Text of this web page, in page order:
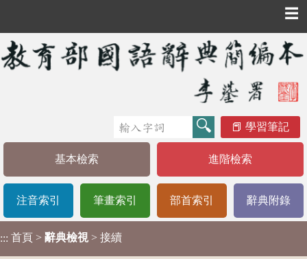
☰
學習筆記
基本檢索 進階檢索
注音索引 筆畫索引 部首索引 辭典附錄
::: 首頁 > 辭典檢視 > 接續